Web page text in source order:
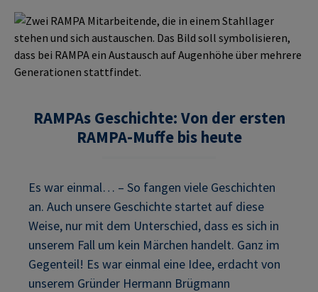
RAMPAs Geschichte: Von der ersten
RAMPA-Muffe bis heute
Es war einmal… – So fangen viele Geschichten
an. Auch unsere Geschichte startet auf diese
Weise, nur mit dem Unterschied, dass es sich in
unserem Fall um kein Märchen handelt. Ganz im
Gegenteil! Es war einmal eine Idee, erdacht von
unserem Gründer Hermann Brügmann